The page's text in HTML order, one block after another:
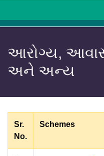
આરોગ્ય, આવાસ
અને અન્ય
Sr.
No.
Schemes